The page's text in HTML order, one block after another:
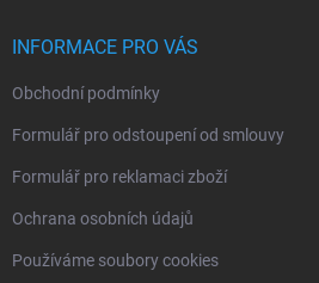
INFORMACE PRO VÁS
Obchodní podmínky
Formulář pro odstoupení od smlouvy
Formulář pro reklamaci zboží
Ochrana osobních údajů
Používáme soubory cookies